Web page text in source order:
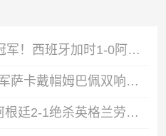
时隔16年夺世界杯冠军！西班牙加时1-0阿根廷费兰制胜恩佐染红
英格兰6-4法国获季军萨卡戴帽姆巴佩双响创纪录奥利塞2助+失良机
连续两届进决赛！阿根廷2-1绝杀英格兰劳塔罗恩佐破门梅西两助攻